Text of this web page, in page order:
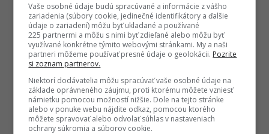
Vaše osobné údaje budú spracúvané a informácie z vášho
zariadenia (súbory cookie, jedinečné identifikátory a ďalšie
údaje o zariadení) môžu byť ukladané a používané
225 partnermi a môžu s nimi byť zdieľané alebo môžu byť
využívané konkrétne týmito webovými stránkami. My a naši
partneri môžeme používať presné údaje o geolokácii. Pozrite
si zoznam partnerov.
Niektorí dodávatelia môžu spracúvať vaše osobné údaje na
základe oprávneného záujmu, proti ktorému môžete vzniesť
námietku pomocou možností nižšie. Dole na tejto stránke
alebo v ponuke webu nájdite odkaz, pomocou ktorého
môžete spravovať alebo odvolať súhlas v nastaveniach
ochrany súkromia a súborov cookie.